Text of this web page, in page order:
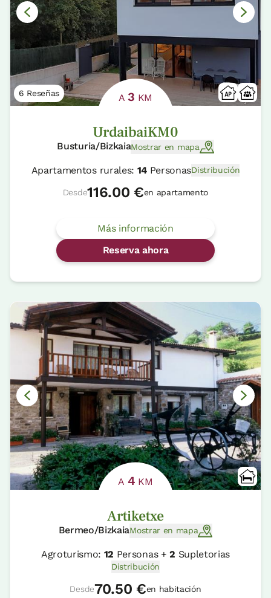
6 Reseñas A 3 KM
UrdaibaiKM0
Busturia/BizkaiaMostrar en mapa
Apartamentos rurales: 14 PersonasDistribución
Desde116.00 €en apartamento
Más información
Reserva ahora
A 4 KM
Artiketxe
Bermeo/BizkaiaMostrar en mapa
Agroturismo: 12 Personas +2 Supletorias
Distribución
Desde70.50 €en habitación